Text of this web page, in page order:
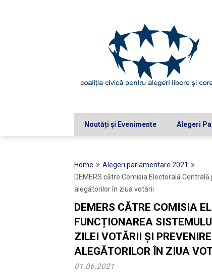
Noutăți și Evenimente Alegeri
Home
Alegeri parlamentare 2021
DEMERS către Comisia Electorală
alegătorilor în ziua votării
DEMERS CĂTRE COMISIA
FUNCȚIONAREA
ZILEI VOTĂRII ȘI
ALEGĂTORILOR ÎN ZIUA
01.06.2021